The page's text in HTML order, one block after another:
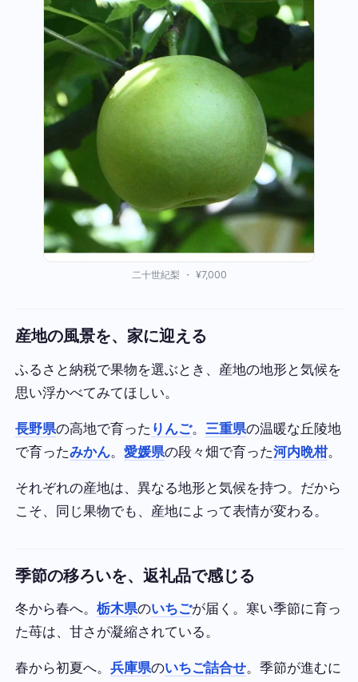
二十世紀梨 ・ ¥7,000
産地の風景を、家に迎える
ふるさと納税で果物を選ぶとき、産地の地形と気候を
思い浮かべてみてほしい。
長野県の高地で育った りんご。 三重県の温暖な丘陵地
で育ったみかん。愛媛県の段々畑で育った河内晩柑。
それぞれの産地は、異なる地形と気候を持つ。だから
こそ、同じ果物でも、産地によって表情が変わる。
季節の移ろいを、返礼品で感じる
冬から春へ。栃木県のいちごが届く。寒い季節に育っ
た苺は、甘さが凝縮されている。
春から初夏へ。兵庫県のいちご詰合せ。季節が進むに